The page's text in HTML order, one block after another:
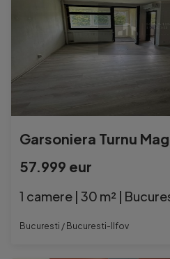
57.999 eur
1 camere | 30 m² |
Bucuresti / Bucuresti-Ilfov